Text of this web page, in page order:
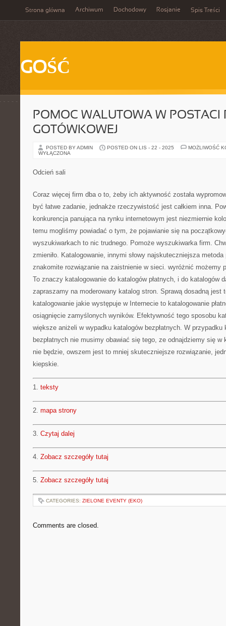
Strona główna Archiwum Dochodowy Rosjanie Spis Treści
GOŚĆ
POMOC WALUTOWA W POSTACI
GOTÓWKOWEJ
POSTED BY ADMIN POSTED ON LIS - 22 - 2025
MOŻLIWOŚĆ
WYŁĄCZONA
Odcień sali
Coraz więcej firm dba o to, żeby ich aktywność została
być łatwe zadanie, jednakże rzeczywistość jest całkiem inna.
konkurencja panująca na rynku internetowym jest niezmiernie
temu mogliśmy powiadać o tym, że pojawianie się na
wyszukiwarkach to nic trudnego. Pomoże wyszukiwarka firm.
zmieniło. Katalogowanie, innymi słowy najskuteczniejsza
znakomite rozwiązanie na zaistnienie w sieci. wyróżnić możemy
To znaczy katalogowanie do katalogów płatnych, i do katalogów
zapraszamy na moderowany katalog stron. Sprawą dosadną jest
katalogowanie jakie występuje w Internecie to katalogowanie
osiągnięcie zamyślonych wyników. Efektywność tego sposobu
większe aniżeli w wypadku katalogów bezpłatnych. W przypadku
bezpłatnych nie musimy obawiać się tego, ze odnajdziemy się w
nie będzie, owszem jest to mniej skuteczniejsze rozwiązanie,
kiepskie.
1. teksty
2. mapa strony
3. Czytaj dalej
4. Zobacz szczegóły tutaj
5. Zobacz szczegóły tutaj
CATEGORIES: ZIELONE EVENTY (EKO)
Comments are closed.